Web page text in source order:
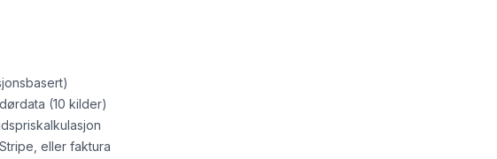
(10 kilder)
eller faktura